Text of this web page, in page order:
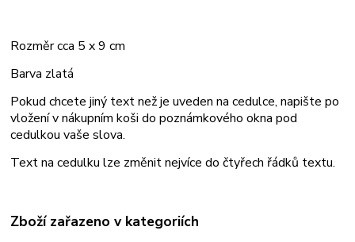
Rozměr cca 5 x 9 cm
Barva zlatá
Pokud chcete jiný text než je uveden na cedulce, napište po
vložení v nákupním koši do poznámkového okna pod
cedulkou vaše slova.
Text na cedulku lze změnit nejvíce do čtyřech řádků textu.
Zboží zařazeno v kategoriích